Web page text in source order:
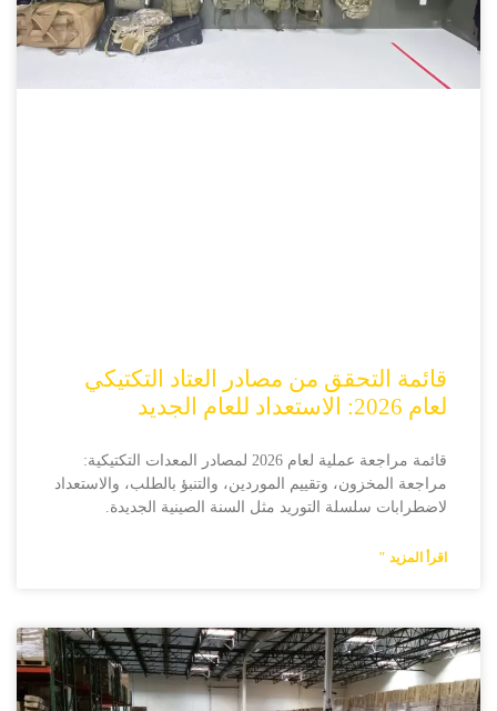
قائمة التحقق من مصادر العتاد التكتيكي
لعام 2026: الاستعداد للعام الجديد
قائمة مراجعة عملية لعام 2026 لمصادر المعدات التكتيكية:
مراجعة المخزون، وتقييم الموردين، والتنبؤ بالطلب، والاستعداد
لاضطرابات سلسلة التوريد مثل السنة الصينية الجديدة.
اقرأ المزيد "